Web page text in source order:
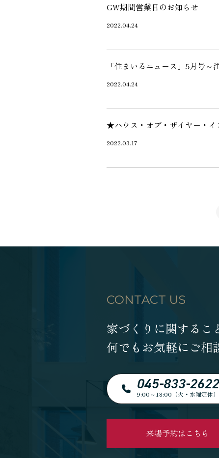
GW期間営業日のお知らせ
2022.04.24
「住まいるニュース」5月号
2022.04.24
★ハウス・オブ・ザイヤー・
2022.03.17
CONTACT US
家づくりに関するこ
何でもお気軽にご相
045-833-2622
9:00～18:00（火・水曜定休）
来場予約はこちら